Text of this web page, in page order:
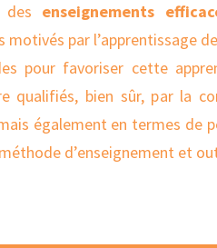
des enseignements
motivés par l’apprentissage
pour favoriser cette
qualifiés, bien sûr, par la
également en termes de
d’enseignement et